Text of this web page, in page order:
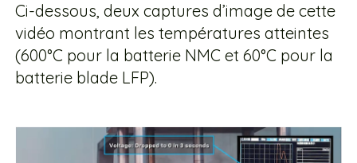
Ci-dessous, deux captures d’image de cette
vidéo montrant les températures atteintes
(600°C pour la batterie NMC et 60°C pour la
batterie blade LFP).